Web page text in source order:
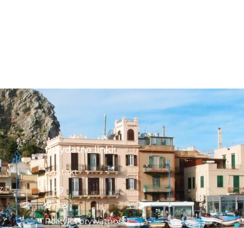
Przydatne linki:
Kontakt
Blog
O nas
Polityka prywatności